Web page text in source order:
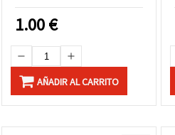
1.00€
AÑADIR AL CARRITO